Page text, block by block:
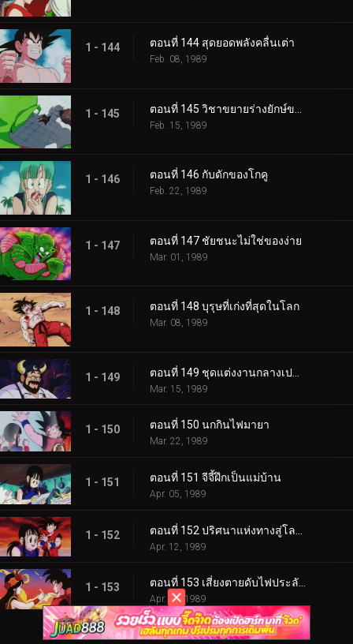
1 - 144 ตอนที่ 144 สุดยอดพลังคลื่นเต่า
Feb. 08, 1989
1 - 145
Feb. 15, 1989
1 - 146 ตอนที่ 146 กับดักของโกคู
Feb. 22, 1989
1 - 147 ตอนที่ 147 ชัยชนะไม่ใช่ของง่าย
Mar. 01, 1989
1 - 148 ตอนที่ 148 บุรุษที่เก่งที่สุดในโลก
Mar. 08, 1989
1 - 149
Mar. 15, 1989
1 - 150 ตอนที่ 150 นกกินไฟมายา
Mar. 22, 1989
1 - 151 ตอนที่ 151 จีจี้ฝึกเป็นแม่บ้าน
Apr. 05, 1989
1 - 152
Apr. 12, 1989
1 - 153
Apr. 19, 1989